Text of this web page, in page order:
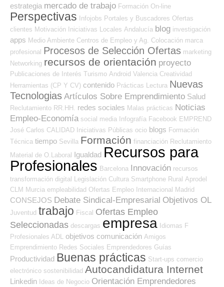
estrategia mercado de trabajo Formación On-line
Perspectivas Infojobs Portales y Buscadores Ofertas
clientes Motivación Iniciativas Locales Andalucía blog investigación
apps Medio Ambiente Centros de Empleo y Ag. Colocación marca
profesional Procesos de Selección Ofertas marketing
Networking recursos de orientación proyecto
Publicaciones de Interés Turismo Android Valencia Creatividad
Herramientas (CP Y CV) contenido Prácticas Lectura Nuevas
Tecnologias Artículos Sobre Emprendimiento Salud
Reclutamiento RR.HH. redes sociales Malas prácticas Noticias
Empleo-Economía social media Infografía Facebook EMPREND
José Carlos CALIDAD Iniciativas Públicas ocio blogs Formación
Técnica tiempo Sevilla Formación financiación Reclutamiento
Material de O.Laboral
Igualdad Recursos para
Profesionales Barcelona Innovación recursos
transformación digital Legislación Cultura Smartphone Rural Aprodel
CLM Murcia empleabilidad Ofertas Empleo Internacional Madrid
CONSEJOS Debate Sindical-Empresarial Objetivos OL
Juventud trabajo Fiscal Ofertas Empleo
Seleccionadas descargas empresa Idiomas F
Profesionales ADL objetivos comunicación Amigos
Emprendimiento Redes Sociales Emprendedores Guías
Productividad Buenas prácticas Start-ups comercio
electrónico sostenibilidad Autocandidatura Internet
Linkedin Ideas de Negocio Orientación Emprendedores